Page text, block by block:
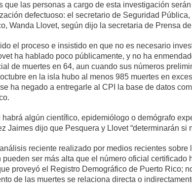
que las personas a cargo de esta investigación
defectuoso: el secretario de Seguridad
Wanda Llovet, según dijo la secretaria de Prensa
el proceso e insistido en que no es necesario
ha hablado poco públicamente, y no ha
de muertes en 64, aun cuando sus números
en la isla hubo al menos 985 muertes en
ha negado a entregarle al CPI la base de datos
habrá algún científico, epidemiólogo o demógrafo
Jaimes dijo que Pesquera y Llovet “determinarán si
reciente realizado por medios recientes sobre
pueden ser más alta que el número oficial certificado
proveyó el Registro Demográfico de Puerto Rico;
de las muertes se relaciona directa o